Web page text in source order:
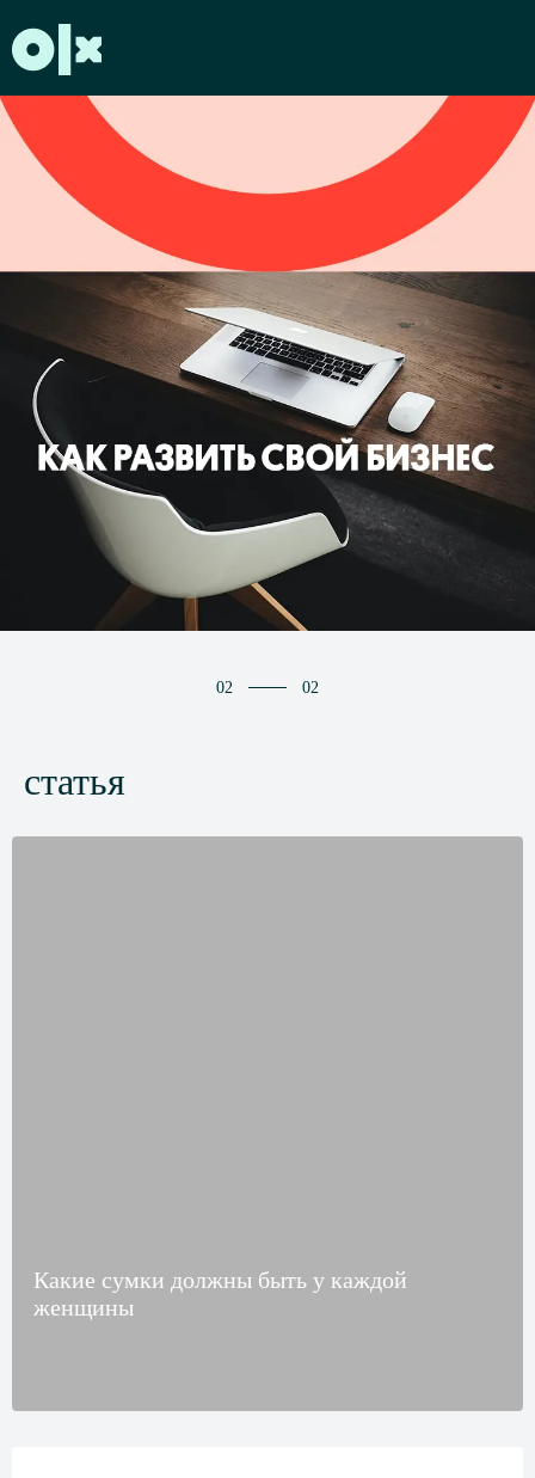
02 02
статья
Какие сумки должны быть у каждой
женщины